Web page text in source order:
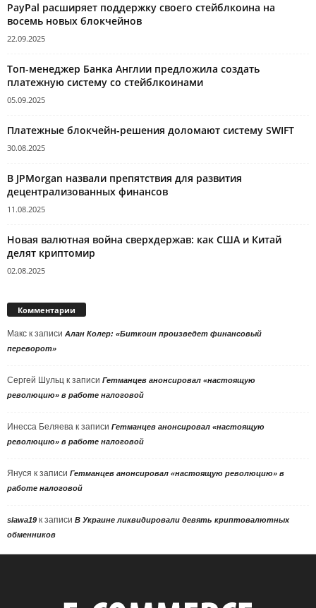
PayPal расширяет поддержку своего стейблкоина на
восемь новых блокчейнов
22.09.2025
Топ-менеджер Банка Англии предложила создать
платежную систему со стейблкоинами
05.09.2025
Платежные блокчейн-решения доломают систему SWIFT
30.08.2025
В JPMorgan назвали препятствия для развития
децентрализованных финансов
11.08.2025
Новая валютная война сверхдержав: как США и Китай
делят криптомир
02.08.2025
Комментарии
Макс к записи Алан Колер: «Биткоин произведет финансовый
переворот»
Сергей Шульц к записи Гетманцев анонсировал «настоящую
революцию» в работе налоговой
Инесса Беляева к записи Гетманцев анонсировал «настоящую
революцию» в работе налоговой
Януся к записи Гетманцев анонсировал «настоящую революцию» в
работе налоговой
slawa19 к записи В Украине ликвидировали девять криптовалютных
обменников